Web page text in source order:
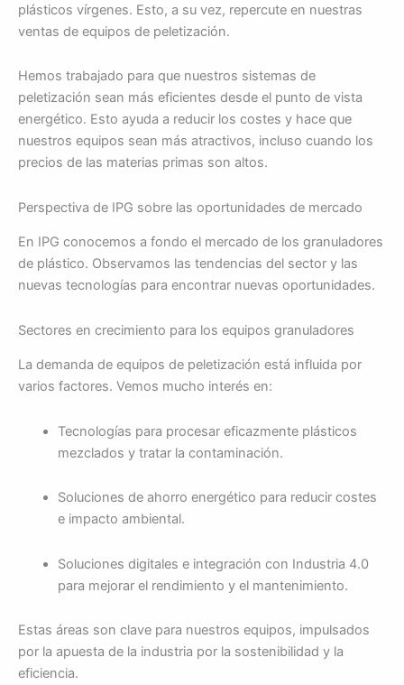
plásticos vírgenes. Esto, a su vez, repercute en nuestras
ventas de equipos de peletización.
Hemos trabajado para que nuestros sistemas de
peletización sean más eficientes desde el punto de vista
energético. Esto ayuda a reducir los costes y hace que
nuestros equipos sean más atractivos, incluso cuando los
precios de las materias primas son altos.
Perspectiva de IPG sobre las oportunidades de mercado
En IPG conocemos a fondo el mercado de los granuladores
de plástico. Observamos las tendencias del sector y las
nuevas tecnologías para encontrar nuevas oportunidades.
Sectores en crecimiento para los equipos granuladores
La demanda de equipos de peletización está influida por
varios factores. Vemos mucho interés en:
Tecnologías para procesar eficazmente plásticos
mezclados y tratar la contaminación.
Soluciones de ahorro energético para reducir costes
e impacto ambiental.
Soluciones digitales e integración con Industria 4.0
para mejorar el rendimiento y el mantenimiento.
Estas áreas son clave para nuestros equipos, impulsados
por la apuesta de la industria por la sostenibilidad y la
eficiencia.